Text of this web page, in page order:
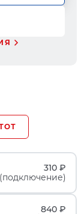
310 ₽
840 ₽